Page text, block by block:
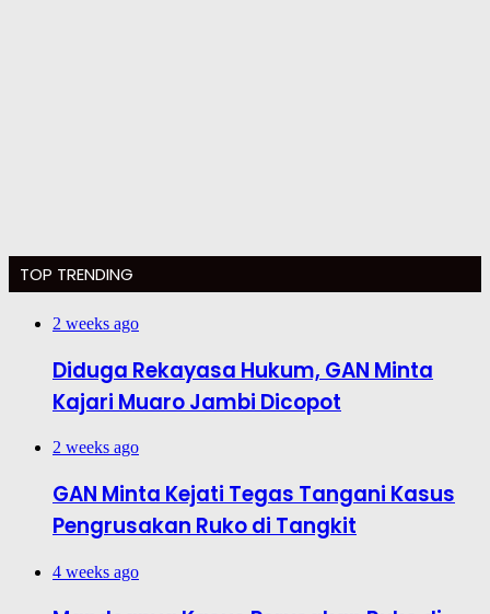
TOP TRENDING
2 weeks ago
Diduga Rekayasa Hukum, GAN Minta
Kajari Muaro Jambi Dicopot
2 weeks ago
GAN Minta Kejati Tegas Tangani Kasus
Pengrusakan Ruko di Tangkit
4 weeks ago